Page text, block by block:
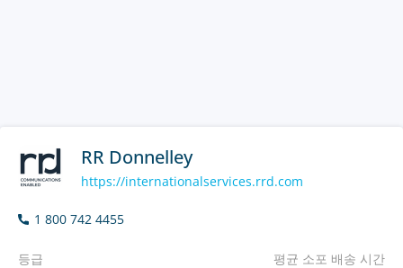
RR Donnelley
https://internationalservices.rrd.com
1 800 742 4455
등급 평균 소포 배송 시간